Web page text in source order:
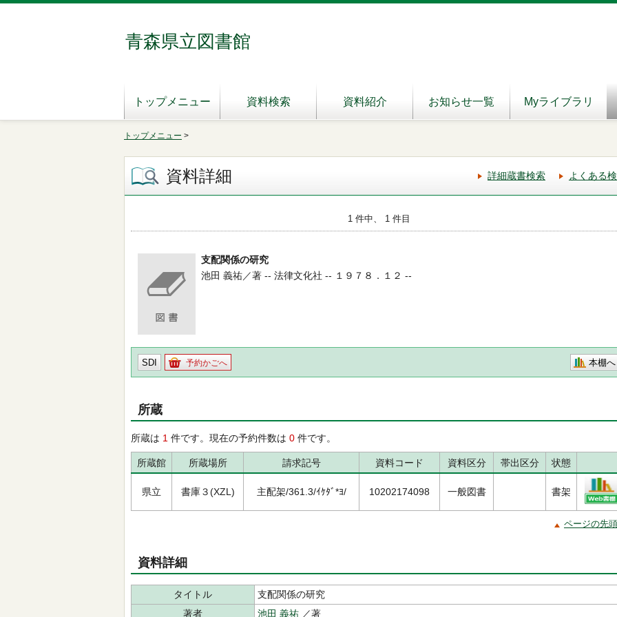
青森県立図書館
トップメニュー 資料検索 資料紹介 お知らせ一覧 Myライブラリ
トップメニュー >
資料詳細 詳細蔵書検索 よくある
1 件中、 1 件目
支配関係の研究
池田 義祐／著 -- 法律文化社 -- １９７８．１２ --
SDI 予約かごへ 本棚へ
所蔵
所蔵は 1 件です。現在の予約件数は 0 件です。
所蔵館 所蔵場所 請求記号 資料コード 資料区分 帯出区分 状態
県立 書庫３(XZL) 主配架/361.3/ｲｹﾀﾞ*ﾖ/ 10202174098 一般図書 書架
ページの先
資料詳細
タイトル
支配関係の研究
著者
池田 義祐 ／著